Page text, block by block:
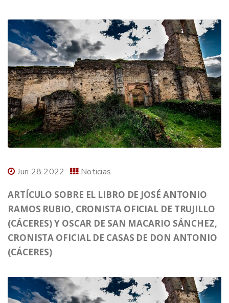
Jun 28 2022 Noticias
ARTÍCULO SOBRE EL LIBRO DE JOSÉ ANTONIO
RAMOS RUBIO, CRONISTA OFICIAL DE TRUJILLO
(CÁCERES) Y OSCAR DE SAN MACARIO SÁNCHEZ,
CRONISTA OFICIAL DE CASAS DE DON ANTONIO
(CÁCERES)